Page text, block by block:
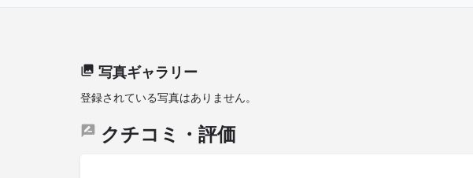
写真ギャラリー
登録されている写真はありません。
クチコミ・評価